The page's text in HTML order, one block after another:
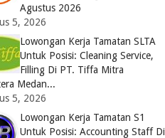
Agustus 2026
5, 2026
Lowongan Kerja Tamatan SLTA
Untuk Posisi: Cleaning Service,
Filling Di PT. Tiffa Mitra
Medan...
5, 2026
Lowongan Kerja Tamatan S1
Untuk Posisi: Accounting Staff Di